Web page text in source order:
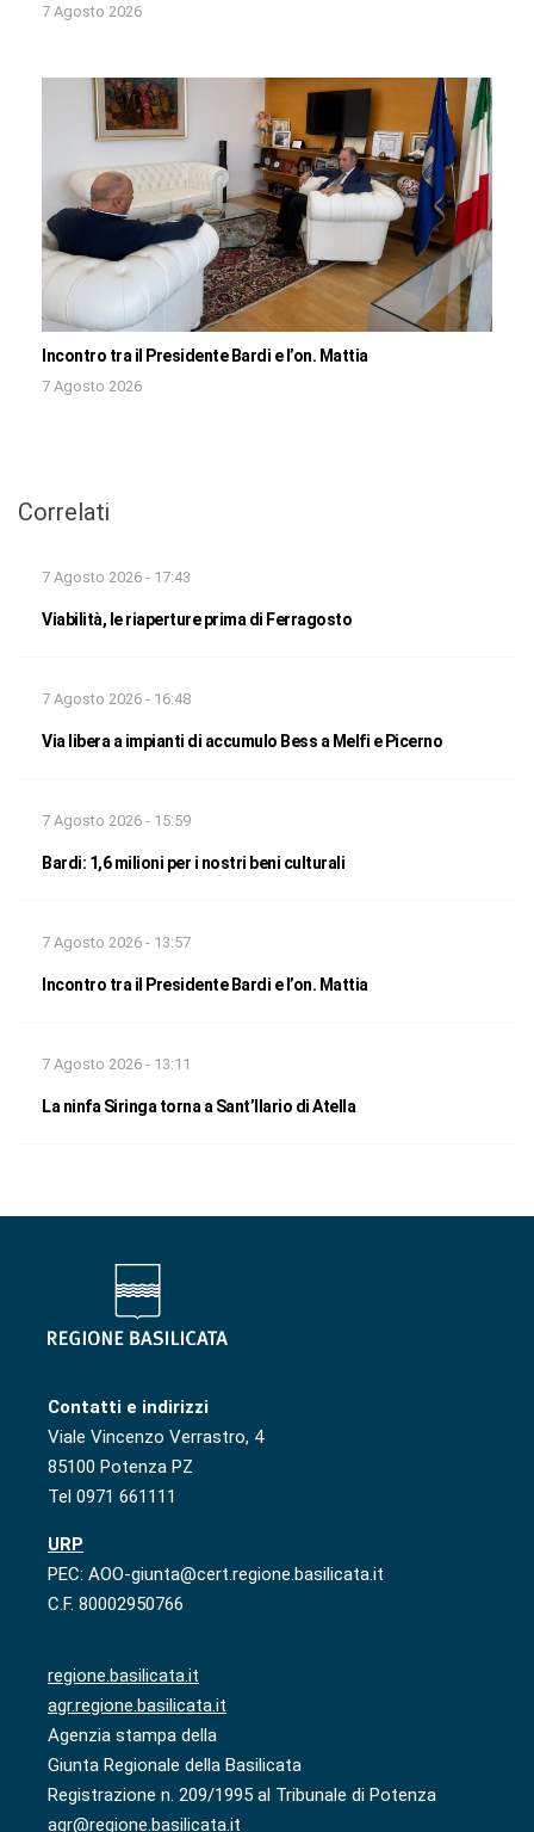
7 Agosto 2026
Incontro tra il Presidente Bardi e l’on. Mattia
7 Agosto 2026
Correlati
7 Agosto 2026 - 17:43
Viabilità, le riaperture prima di Ferragosto
7 Agosto 2026 - 16:48
Via libera a impianti di accumulo Bess a Melfi e Picerno
7 Agosto 2026 - 15:59
Bardi: 1,6 milioni per i nostri beni culturali
7 Agosto 2026 - 13:57
Incontro tra il Presidente Bardi e l’on. Mattia
7 Agosto 2026 - 13:11
La ninfa Siringa torna a Sant’Ilario di Atella
Contatti e indirizzi
Viale Vincenzo Verrastro, 4
85100 Potenza PZ
Tel 0971 661111
URP
PEC: AOO-giunta@cert.regione.basilicata.it
C.F. 80002950766
regione.basilicata.it
agr.regione.basilicata.it
Agenzia stampa della
Giunta Regionale della Basilicata
Registrazione n. 209/1995 al Tribunale di Potenza
agr@regione.basilicata.it